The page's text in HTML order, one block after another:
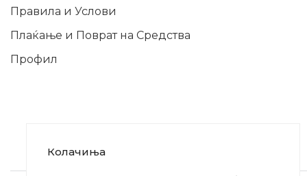
Правила и Услови
Плаќање и Поврат на Средства
Профил
Колачиња